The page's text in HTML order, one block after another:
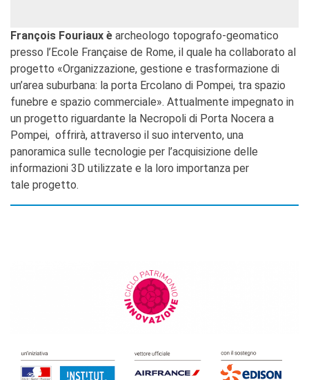
François Fouriaux è archeologo topografo-geomatico
presso l’Ecole Française de Rome, il quale ha collaborato al
progetto «Organizzazione, gestione e trasformazione di
un’area suburbana: la porta Ercolano di Pompei, tra spazio
funebre e spazio commerciale». Attualmente impegnato in
un progetto riguardante la Necropoli di Porta Nocera a
Pompei, offrirà, attraverso il suo intervento, una
panoramica sulle tecnologie per l’acquisizione delle
informazioni 3D utilizzate e la loro importanza per
tale progetto.